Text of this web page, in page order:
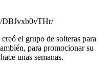
DBJvxb0vTHr/
el grupo de solteras para
para promocionar su
unas semanas.